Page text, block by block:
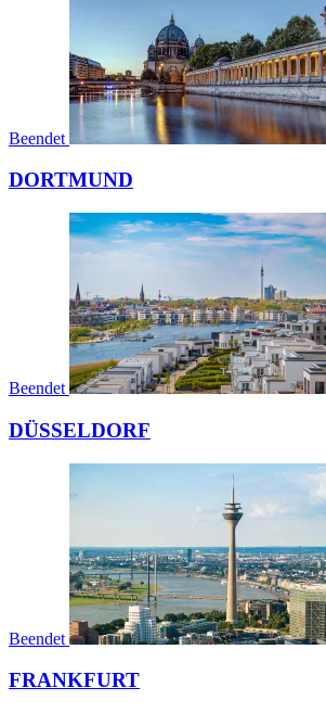
Beendet
DORTMUND
Beendet
DÜSSELDORF
Beendet
FRANKFURT